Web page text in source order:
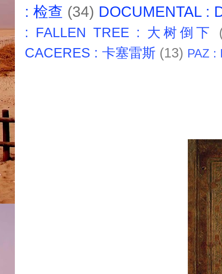
: 检查 (34) DOCUMENTAL :
: FALLEN TREE : 大树倒下
CACERES : 卡塞雷斯 (13) PAZ :